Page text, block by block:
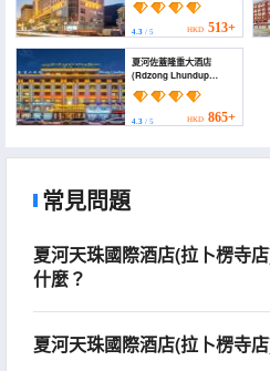
4.3 / 5 HKD 513+
夏河佐蓋隆重大酒店
(Rdzong Lhundup
Hotel)
4.3 / 5 HKD 865+
常見問題
夏河天珠國際酒店(拉卜楞寺
什麼？
夏河天珠國際酒店(拉卜楞寺